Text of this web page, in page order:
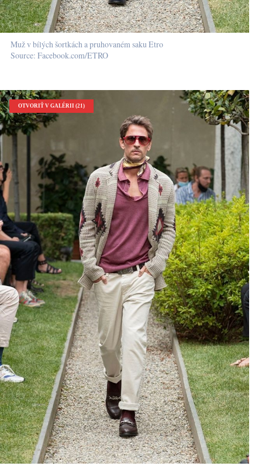
Muž v bílých šortkách a pruhovaném saku Etro
Source: Facebook.com/ETRO
OTVORIŤ V GALÉRII (21)